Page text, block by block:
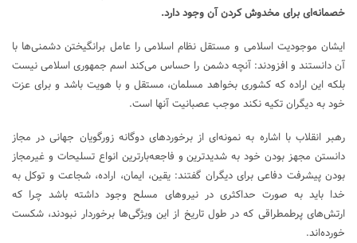
خصمانه‌ای برای مخدوش کردن آن وجود دارد.
ایشان موجودیت اسلامی و مستقل نظام اسلامی را عامل برانگیختن دشمنی‌ها با
آن دانستند و افزودند: آنچه دشمن را حساس می‌کند اسم جمهوری اسلامی نیست
بلکه این اراده که کشوری بخواهد مسلمان، مستقل و با هویت باشد و برای عزت
خود به دیگران تکیه نکند موجب عصبانیت آنها است.
رهبر انقلاب با اشاره به نمونه‌ای از برخوردهای دوگانه زورگویان جهانی در مجاز
دانستن مجهز بودن خود به شدیدترین و فاجعه‌بارترین انواع تسلیحات و غیرمجاز
بودن پیشرفت دفاعی برای دیگران گفتند: یقین، ایمان، اراده، شجاعت و توکل به
خدا باید به صورت حداکثری در نیروهای مسلح وجود داشته باشد چرا که
ارتش‌های پرطمطراقی که در طول تاریخ از این ویژگی‌ها برخوردار نبودند، شکست
خورده‌اند.